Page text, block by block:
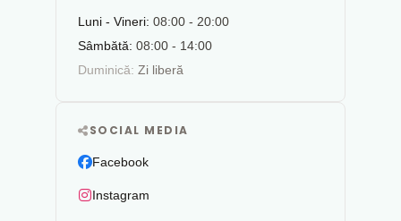
Luni - Vineri: 08:00 - 20:00
Sâmbătă: 08:00 - 14:00
Duminică: Zi liberă
SOCIAL MEDIA
Facebook
Instagram